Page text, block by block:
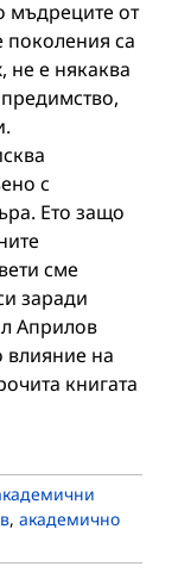
мъдреците от
поколения са
не е някаква
с
Ето защо
сме
заради
Априлов
влияние на
книгата
, академично